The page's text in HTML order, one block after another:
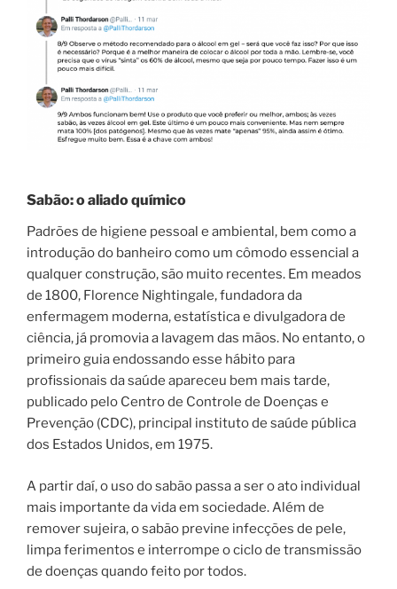
Sabão: o aliado químico
Padrões de higiene pessoal e ambiental, bem como a
introdução do banheiro como um cômodo essencial a
qualquer construção, são muito recentes. Em meados
de 1800, Florence Nightingale, fundadora da
enfermagem moderna, estatística e divulgadora de
ciência, já promovia a lavagem das mãos. No entanto, o
primeiro guia endossando esse hábito para
profissionais da saúde apareceu bem mais tarde,
publicado pelo Centro de Controle de Doenças e
Prevenção (CDC), principal instituto de saúde pública
dos Estados Unidos, em 1975.
A partir daí, o uso do sabão passa a ser o ato individual
mais importante da vida em sociedade. Além de
remover sujeira, o sabão previne infecções de pele,
limpa ferimentos e interrompe o ciclo de transmissão
de doenças quando feito por todos.